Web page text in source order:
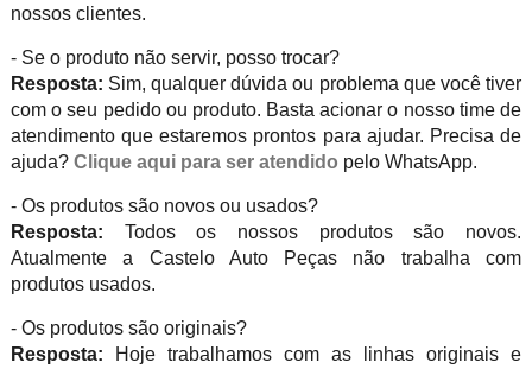
nossos clientes.
- Se o produto não servir, posso trocar?
Resposta: Sim, qualquer dúvida ou problema que você tiver
com o seu pedido ou produto. Basta acionar o nosso time de
atendimento que estaremos prontos para ajudar. Precisa de
ajuda? Clique aqui para ser atendido pelo WhatsApp.
- Os produtos são novos ou usados?
Resposta: Todos os nossos produtos são novos.
Atualmente a Castelo Auto Peças não trabalha com
produtos usados.
- Os produtos são originais?
Resposta: Hoje trabalhamos com as linhas originais e